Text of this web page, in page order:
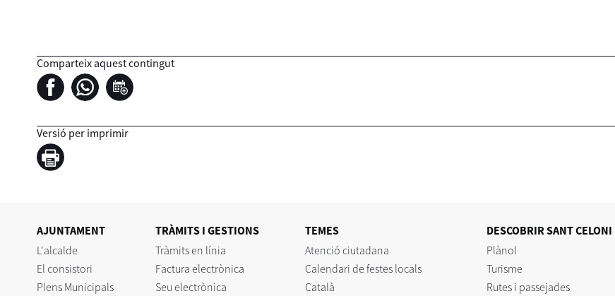
Comparteix aquest contingut
Versió per imprimir
AJUNTAMENT
L'alcalde
El consistori
Plens Municipals
TRÀMITS I GESTIONS
Tràmits en línia
Factura electrònica
Seu electrònica
TEMES
Atenció ciutadana
Calendari de festes locals
Català
DESCOBRIR SANT CELONI
Plànol
Turisme
Rutes i passejades